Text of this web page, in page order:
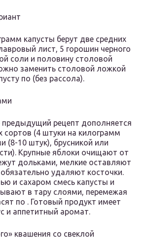
капусты берут две средних
лист, 5 горошин черного
соли и половину столовой
заменить столовой ложкой
по (без рассола).
рецепт дополняется
сортов (4 штуки на килограмм
(8-10 штук), брусникой или
Крупные яблоки очищают от
дольками, мелкие оставляют
удаляют косточки.
и сахаром смесь капусты и
в тару слоями, перемежая
по . Готовый продукт имеет
и аппетитный аромат.
квашения со свеклой